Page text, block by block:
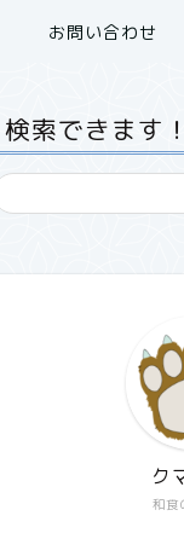
お問い合わせ
検索できます！
和食
ク